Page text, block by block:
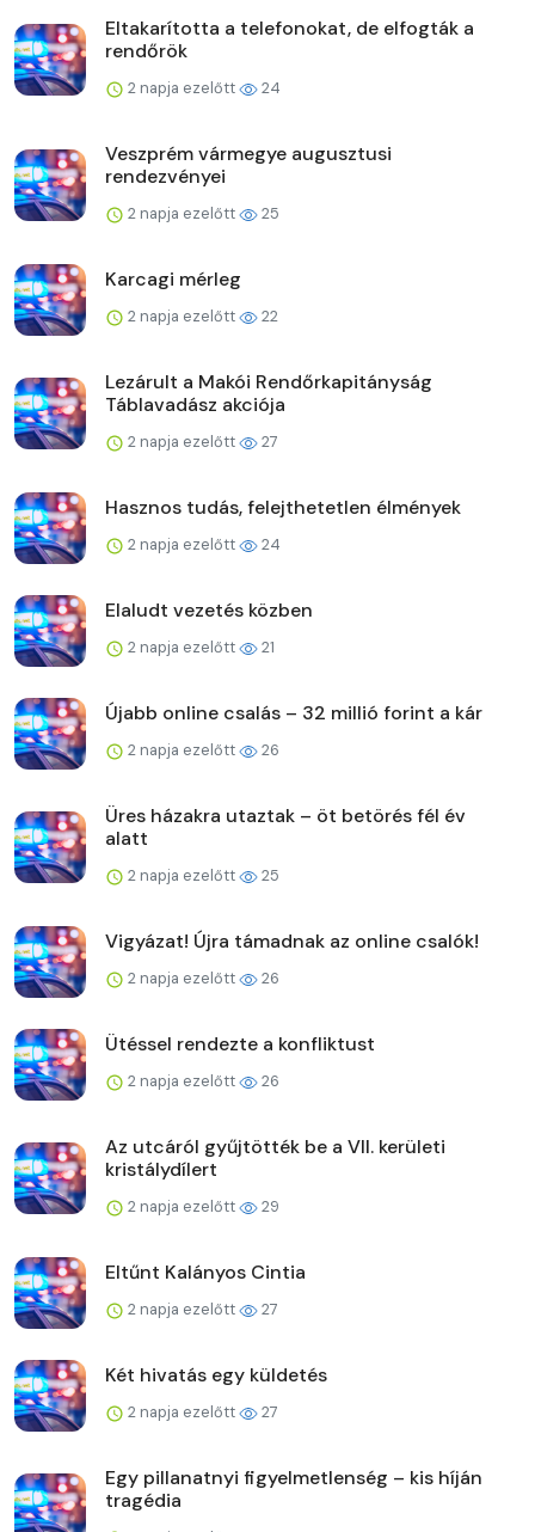
Eltakarította a telefonokat, de elfogták a
rendőrök
2 napja ezelőtt 24
Veszprém vármegye augusztusi
rendezvényei
2 napja ezelőtt 25
Karcagi mérleg
2 napja ezelőtt 22
Lezárult a Makói Rendőrkapitányság
Táblavadász akciója
2 napja ezelőtt 27
Hasznos tudás, felejthetetlen élmények
2 napja ezelőtt 24
Elaludt vezetés közben
2 napja ezelőtt 21
Újabb online csalás – 32 millió forint a kár
2 napja ezelőtt 26
Üres házakra utaztak – öt betörés fél év
alatt
2 napja ezelőtt 25
Vigyázat! Újra támadnak az online csalók!
2 napja ezelőtt 26
Ütéssel rendezte a konfliktust
2 napja ezelőtt 26
Az utcáról gyűjtötték be a VII. kerületi
kristálydílert
2 napja ezelőtt 29
Eltűnt Kalányos Cintia
2 napja ezelőtt 27
Két hivatás egy küldetés
2 napja ezelőtt 27
Egy pillanatnyi figyelmetlenség – kis híján
tragédia